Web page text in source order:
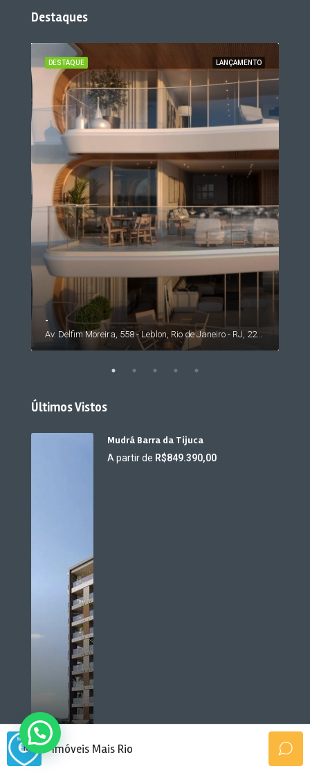
Destaques
LANÇAMENTO
DESTAQUE
-
Av. Delfim Moreira, 558 - Leblon, Rio de Janeiro - RJ, 22441-000, Brasil
Últimos Vistos
Mudrá Barra da Tijuca
A partir de R$849.390,00
Bairros Mais Procurados
Imóveis Mais Rio